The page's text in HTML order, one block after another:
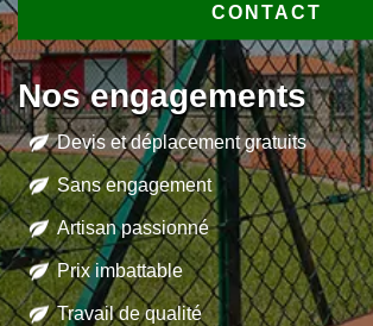
CONTACT
Nos engagements
Devis et déplacement gratuits
Sans engagement
Artisan passionné
Prix imbattable
Travail de qualité